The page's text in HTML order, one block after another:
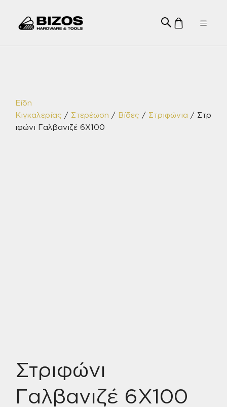
Menu
Είδη
Κιγκαλερίας / Στερέωση / Βίδες / Στριφώνια / Στρ
ιφώνι Γαλβανιζέ 6Χ100
Στριφώνι
Γαλβανιζέ 6Χ100